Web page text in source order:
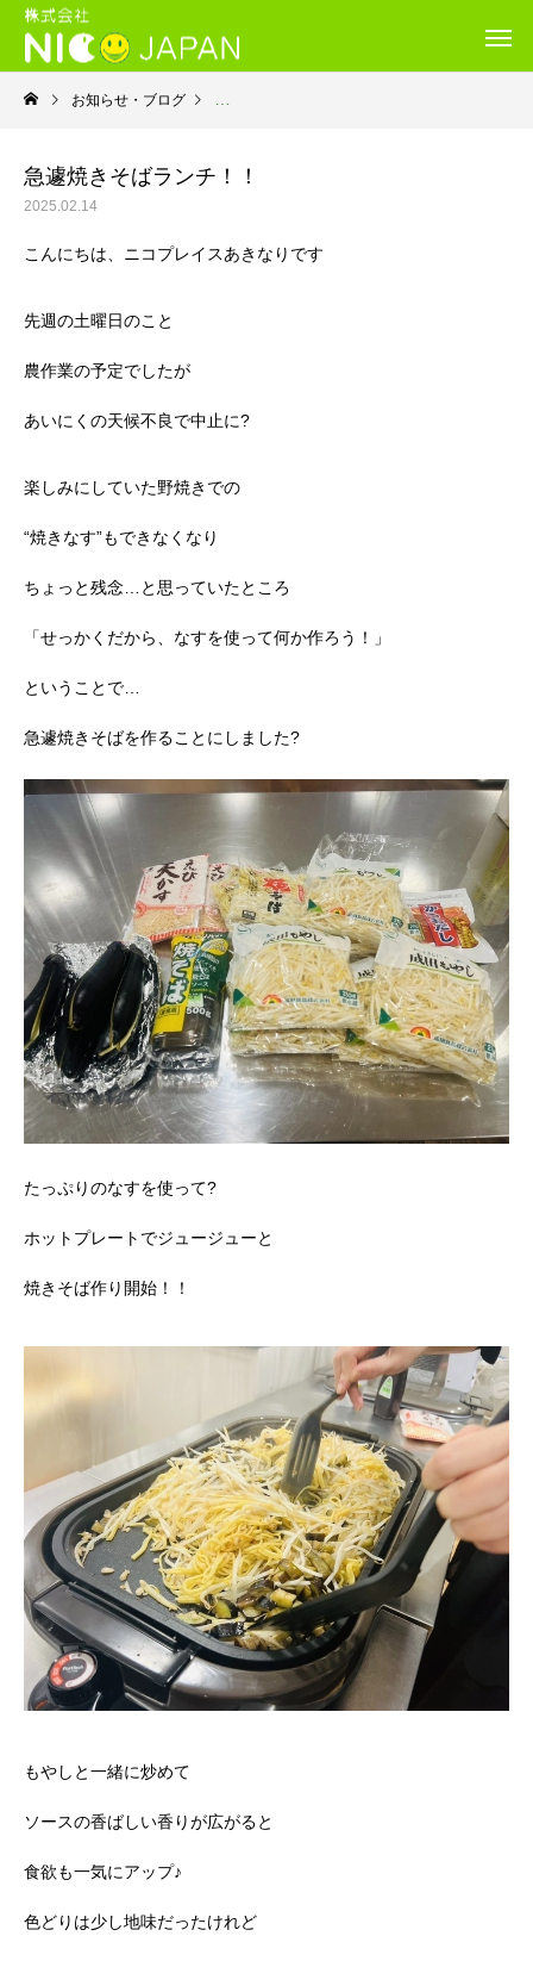
お知らせ・ブログ 就労継続支援Ｂ型・ニコプレイス
急遽焼きそばランチ！！
2025.02.14
こんにちは、ニコプレイスあきなりです
先週の土曜日のこと
農作業の予定でしたが
あいにくの天候不良で中止に?
楽しみにしていた野焼きでの
“焼きなす”もできなくなり
ちょっと残念…と思っていたところ
「せっかくだから、なすを使って何か作ろう！」
ということで…
急遽焼きそばを作ることにしました?
たっぷりのなすを使って?
ホットプレートでジュージューと
焼きそば作り開始！！
もやしと一緒に炒めて
ソースの香ばしい香りが広がると
食欲も一気にアップ♪
色どりは少し地味だったけれど